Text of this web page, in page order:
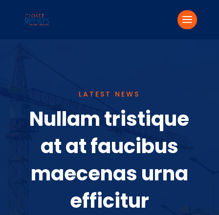
LATEST NEWS
Nullam tristique
at at faucibus
maecenas urna
efficitur